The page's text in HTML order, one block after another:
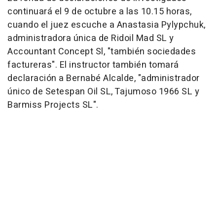
continuará el 9 de octubre a las 10.15 horas,
cuando el juez escuche a Anastasia Pylypchuk,
administradora única de Ridoil Mad SL y
Accountant Concept Sl, "también sociedades
factureras". El instructor también tomará
declaración a Bernabé Alcalde, "administrador
único de Setespan Oil SL, Tajumoso 1966 SL y
Barmiss Projects SL".